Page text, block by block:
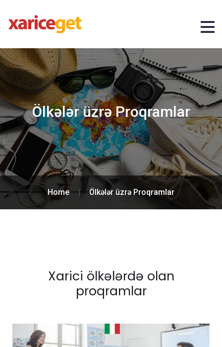
Ölkələr üzrə Proqramlar
Home Ölkələr üzrə Proqramlar
Xarici ölkələrdə olan
proqramlar